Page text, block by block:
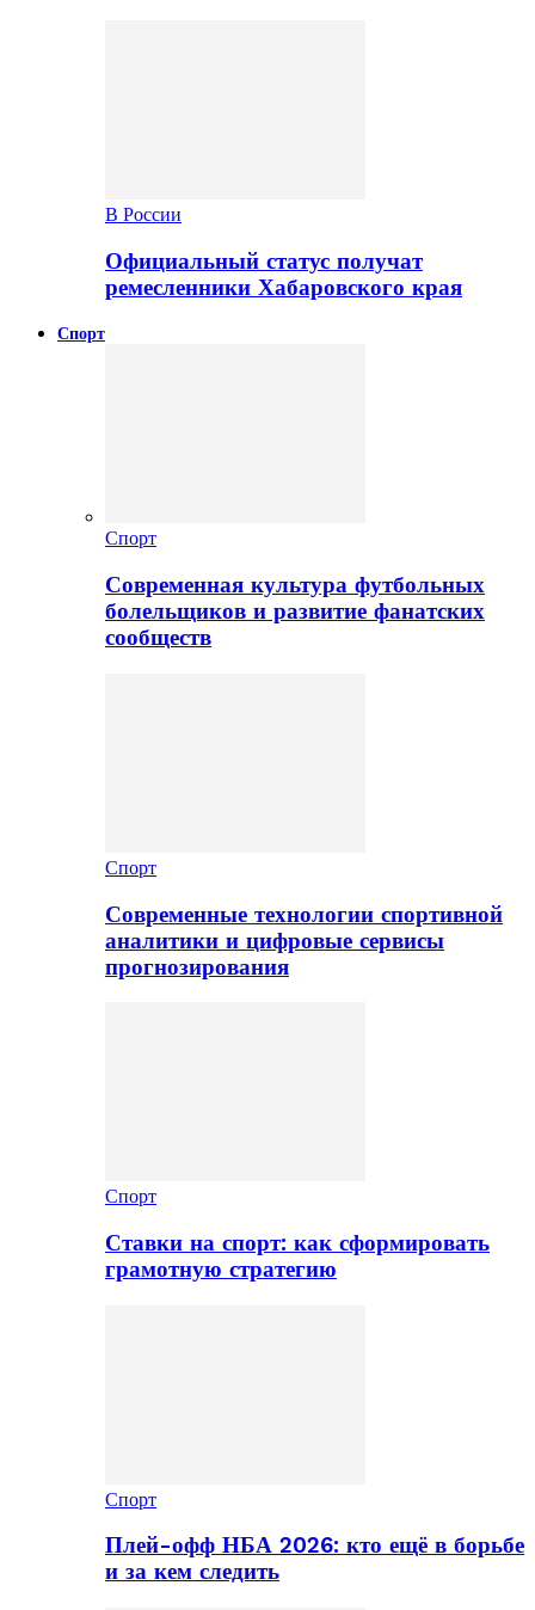
В России
Официальный статус получат
ремесленники Хабаровского края
Спорт
Спорт
Современная культура футбольных
болельщиков и развитие фанатских
сообществ
Спорт
Современные технологии спортивной
аналитики и цифровые сервисы
прогнозирования
Спорт
Ставки на спорт: как сформировать
грамотную стратегию
Спорт
Плей-офф НБА 2026: кто ещё в борьбе
и за кем следить